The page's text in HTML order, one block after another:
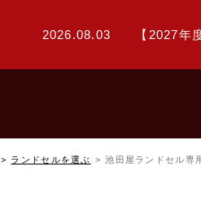
2026.08.03 【2027年
ランドセルを選ぶ 池田屋ランドセル専